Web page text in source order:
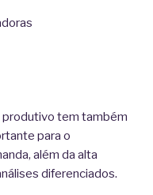
produtivo tem também
para o
além da alta
diferenciados.